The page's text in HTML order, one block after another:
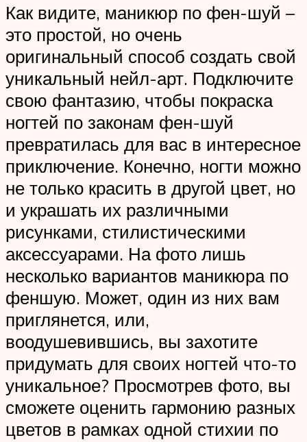
Как видите, маникюр по фен-шуй –
это простой, но очень
оригинальный способ создать свой
уникальный нейл-арт. Подключите
свою фантазию, чтобы покраска
ногтей по законам фен-шуй
превратилась для вас в интересное
приключение. Конечно, ногти можно
не только красить в другой цвет, но
и украшать их различными
рисунками, стилистическими
аксессуарами. На фото лишь
несколько вариантов маникюра по
феншую. Может, один из них вам
приглянется, или,
воодушевившись, вы захотите
придумать для своих ногтей что-то
уникальное? Просмотрев фото, вы
сможете оценить гармонию разных
цветов в рамках одной стихии по